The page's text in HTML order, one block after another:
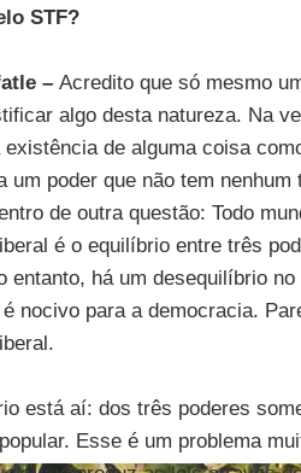
STF?
– Acredito que só mesmo
algo desta natureza. Na
de alguma coisa
um poder que não tem
de outra questão: Todo
é o equilíbrio entre três
entanto, há um desequilíbrio
nocivo para a democracia.
está aí: dos três poderes
Esse é um problema